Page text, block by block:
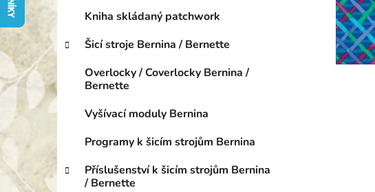
í
a
e
g
o
i
Kniha skládaný patchwork
Šicí stroje Bernina / Bernette
Overlocky / Coverlocky Bernina /
Bernette
Vyšívací moduly Bernina
Programy k šicím strojům Bernina
Příslušenství k šicím strojům Bernina
/ Bernette